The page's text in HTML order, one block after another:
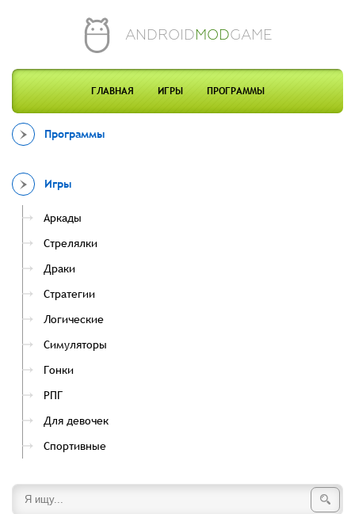
ANDROIDMODGAME
ГЛАВНАЯ ИГРЫ ПРОГРАММЫ
Программы
Игры
Аркады
Стрелялки
Драки
Стратегии
Логические
Симуляторы
Гонки
РПГ
Для девочек
Спортивные